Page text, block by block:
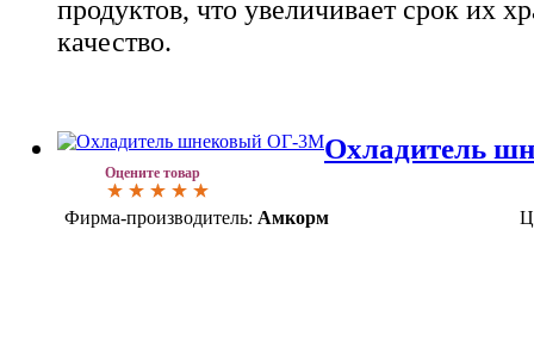
продуктов, что увеличивает срок их
качество.
Оцените товар
Охладитель
Фирма-производитель: Амкорм